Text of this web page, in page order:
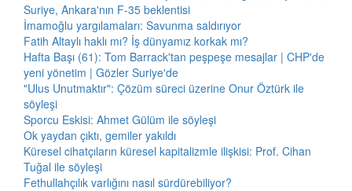
Suriye, Ankara'nın F-35 beklentisi
İmamoğlu yargılamaları: Savunma saldırıyor
Fatih Altaylı haklı mı? İş dünyamız korkak mı?
Hafta Başı (61): Tom Barrack'tan peşpeşe mesajlar | CHP'de
yeni yönetim | Gözler Suriye'de
"Ulus Unutmaktır": Çözüm süreci üzerine Onur Öztürk ile
söyleşi
Sporcu Eskisi: Ahmet Gülüm ile söyleşi
Ok yaydan çıktı, gemiler yakıldı
Küresel cihatçıların küresel kapitalizmle ilişkisi: Prof. Cihan
Tuğal ile söyleşi
Fethullahçılık varlığını nasıl sürdürebiliyor?